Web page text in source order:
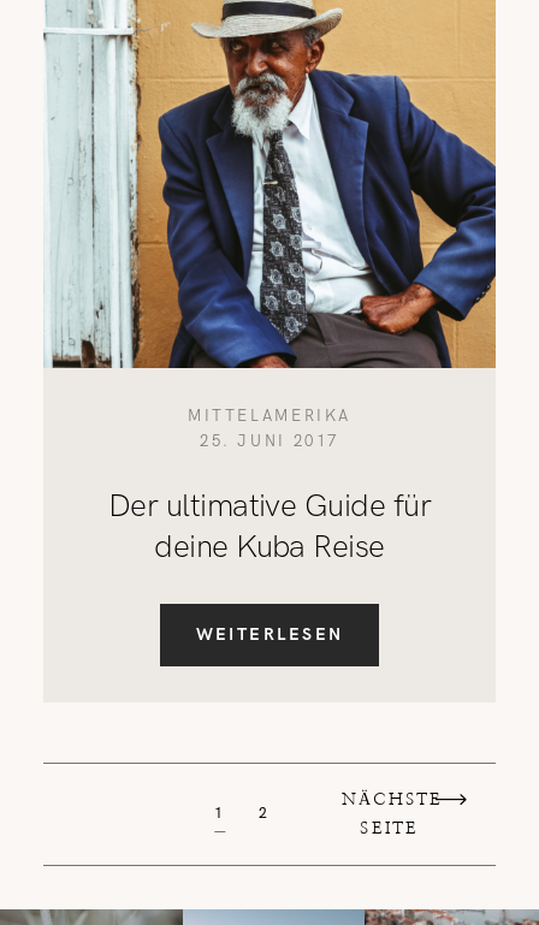
MITTELAMERIKA
25. JUNI 2017
Der ultimative Guide für
deine Kuba Reise
WEITERLESEN
1 2
NÄCHSTE
SEITE